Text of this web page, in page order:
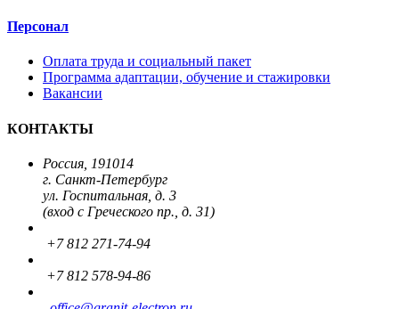
Персонал
Оплата труда и социальный пакет
Программа адаптации, обучение и стажировки
Вакансии
КОНТАКТЫ
Россия, 191014
г. Санкт-Петербург
ул. Госпитальная, д. 3
(вход с Греческого пр., д. 31)
+7 812 271-74-94
+7 812 578-94-86